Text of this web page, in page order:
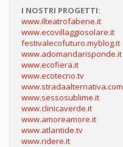
I NOSTRI PROGETTI:
www.ilteatrofabene.it
www.ecovillaggiosolare.it
festivalecofuturo.myblog.it
www.adomandarisponde.it
www.ecofiera.it
www.ecotecno.tv
www.stradaalternativa.com
www.sessosublime.it
www.clinicaverde.it
www.amoreamore.it
www.atlantide.tv
www.ridere.it